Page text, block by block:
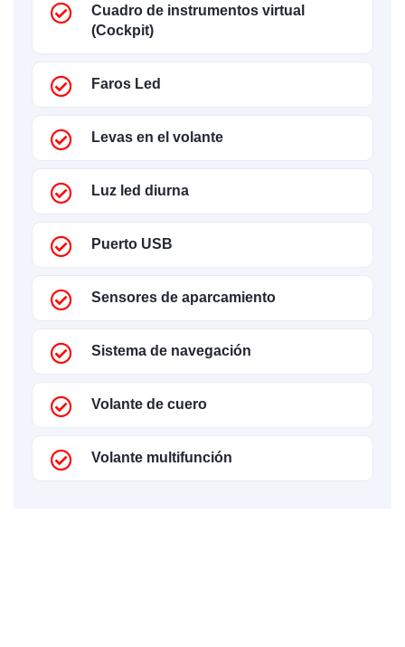
Cuadro de instrumentos virtual
(Cockpit)
Faros Led
Levas en el volante
Luz led diurna
Puerto USB
Sensores de aparcamiento
Sistema de navegación
Volante de cuero
Volante multifunción